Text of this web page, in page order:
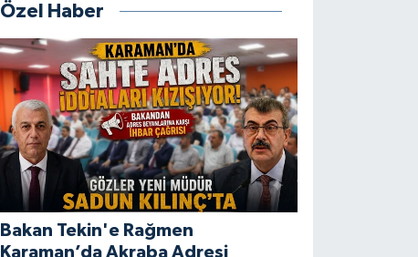
Özel Haber
Bakan Tekin'e Rağmen
Karaman’da Akraba Adresi